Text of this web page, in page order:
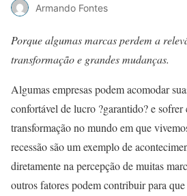
Armando Fontes
Porque algumas marcas perdem a
transformação e grandes mudanças.
Algumas empresas podem acomodar
confortável de lucro ?garantido? e
transformação no mundo em que
recessão são um exemplo de
diretamente na percepção de muitas
outros fatores podem contribuir para